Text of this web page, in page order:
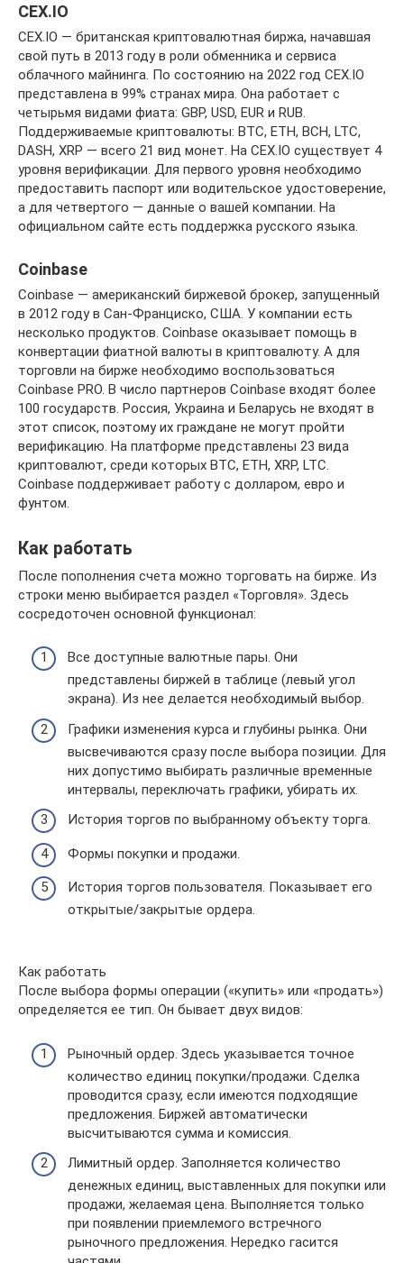
CEX.IO
CEX.IO — британская криптовалютная биржа, начавшая
свой путь в 2013 году в роли обменника и сервиса
облачного майнинга. По состоянию на 2022 год CEX.IO
представлена в 99% странах мира. Она работает с
четырьмя видами фиата: GBP, USD, EUR и RUB.
Поддерживаемые криптовалюты: BTC, ETH, BCH, LTC,
DASH, XRP — всего 21 вид монет. На CEX.IO существует 4
уровня верификации. Для первого уровня необходимо
предоставить паспорт или водительское удостоверение,
а для четвертого — данные о вашей компании. На
официальном сайте есть поддержка русского языка.
Coinbase
Coinbase — американский биржевой брокер, запущенный
в 2012 году в Сан-Франциско, США. У компании есть
несколько продуктов. Coinbase оказывает помощь в
конвертации фиатной валюты в криптовалюту. А для
торговли на бирже необходимо воспользоваться
Coinbase PRO. В число партнеров Coinbase входят более
100 государств. Россия, Украина и Беларусь не входят в
этот список, поэтому их граждане не могут пройти
верификацию. На платформе представлены 23 вида
криптовалют, среди которых BTC, ETH, XRP, LTC.
Coinbase поддерживает работу с долларом, евро и
фунтом.
Как работать
После пополнения счета можно торговать на бирже. Из
строки меню выбирается раздел «Торговля». Здесь
сосредоточен основной функционал:
Все доступные валютные пары. Они
представлены биржей в таблице (левый угол
экрана). Из нее делается необходимый выбор.
Графики изменения курса и глубины рынка. Они
высвечиваются сразу после выбора позиции. Для
них допустимо выбирать различные временные
интервалы, переключать графики, убирать их.
История торгов по выбранному объекту торга.
Формы покупки и продажи.
История торгов пользователя. Показывает его
открытые/закрытые ордера.
Как работать
После выбора формы операции («купить» или «продать»)
определяется ее тип. Он бывает двух видов:
Рыночный ордер. Здесь указывается точное
количество единиц покупки/продажи. Сделка
проводится сразу, если имеются подходящие
предложения. Биржей автоматически
высчитываются сумма и комиссия.
Лимитный ордер. Заполняется количество
денежных единиц, выставленных для покупки или
продажи, желаемая цена. Выполняется только
при появлении приемлемого встречного
рыночного предложения. Нередко гасится